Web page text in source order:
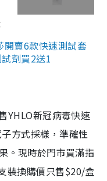
開賣6款快速測試套
劑買2送1
YHLO新冠病毒快速
方式採樣，準確性
。現時於門市買滿指
裝換購價只售$20/盒